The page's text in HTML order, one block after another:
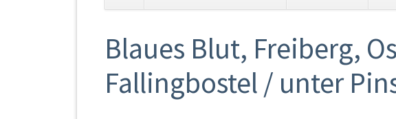
überspringen
Blaues Blut, Freiberg,
Fallingbostel / unter